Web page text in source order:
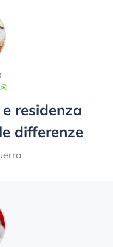
residenza
differenze